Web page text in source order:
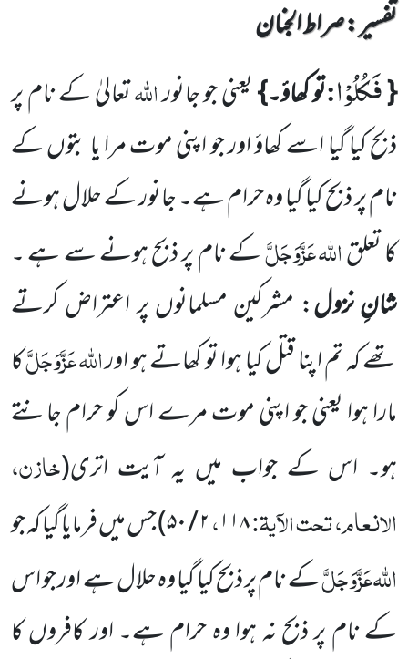
تفسیر : ‎صراط الجنان
{فَكُلُوْا:تو کھاؤ۔}یعنی جو جانوراللہتعالیٰ کے نام پر
ذبح کیا گیا اسے کھاؤ اور جو اپنی موت مرا یا بتوں کے
نام پر ذبح کیا گیا وہ حرام ہے۔ جانور کے حلال ہونے
کا تعلقاللہعَزَّوَجَلَّکے نام پر ذبح ہونے سے ہے ۔
شانِ نزول: مشرکین مسلمانوں پر اعتراض کرتے
تھے کہ تم اپنا قتل کیا ہوا تو کھاتے ہو اوراللہعَزَّوَجَلَّکا
مارا ہوا یعنی جو اپنی موت مرے اس کو حرام جانتے
ہو۔ اس کے جواب میں یہ آیت اتری(خازن،
الانعام، تحت الآیۃ:۱۱۸،۲ / ۵۰ ) جس میں فرمایا گیا کہ جو
اللہعَزَّوَجَلَّکے نام پر ذبح کیا گیا وہ حلال ہے اور جو اس
کے نام پر ذبح نہ ہوا وہ حرام ہے۔ اور کافروں کا